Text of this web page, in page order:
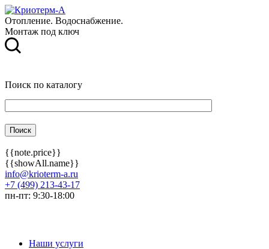
Отопление. Водоснабжение.
Монтаж под ключ
Поиск по каталогу
{{note.price}}
{{showAll.name}}
info@krioterm-a.ru
+7 (499) 213-43-17
пн-пт: 9:30-18:00
Наши услуги